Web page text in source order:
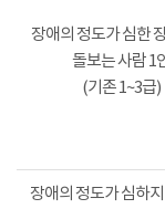
장애의 정도가 심한
돌보는 사람 1
(기존 1~3급)
장애의 정도가 심하